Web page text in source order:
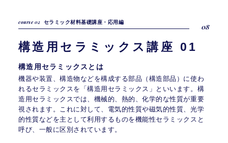
course 02 セラミック材料基礎講座・応用編
08
構造 用 セ ラ ミ ッ ク ス講 座 0 1
構造用セラミックスとは
機器や装置、構造物などを構成する部品（構造部品）に使わ
れるセラミックスを「構造用セラミックス」といいます。構
造用セラミックスでは、機械的、熱的、化学的な性質が重要
視されます。これに対して、電気的性質や磁気的性質、光学
的性質などを主として利用するものを機能性セラミックスと
呼び、一般に区別されています。